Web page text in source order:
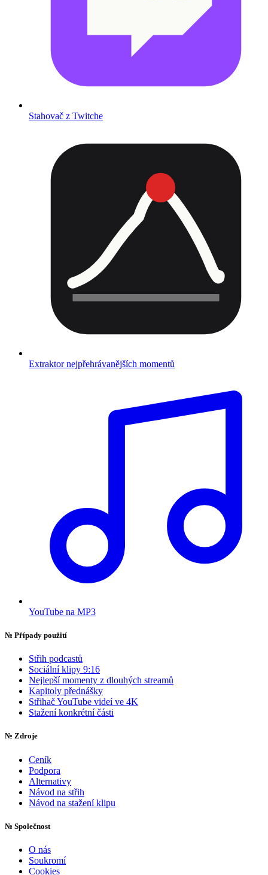
Stahovač z Twitche
Extraktor nejpřehrávanějších momentů
YouTube na MP3
№ Případy použití
Střih podcastů
Sociální klipy 9:16
Nejlepší momenty z dlouhých streamů
Kapitoly přednášky
Střihač YouTube videí ve 4K
Stažení konkrétní části
№ Zdroje
Ceník
Podpora
Alternativy
Návod na střih
Návod na stažení klipu
№ Společnost
O nás
Soukromí
Cookies